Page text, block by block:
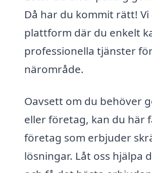
Då har du kommit rätt!
plattform där du enkelt
professionella tjänster
närområde.
Oavsett om du behöver
eller företag, kan du här
företag som erbjuder
lösningar. Låt oss hjälpa